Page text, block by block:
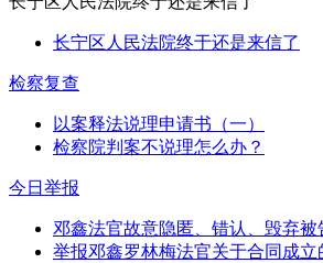
长宁区人民法院终于还是来信了
检察复查
以案释法说理申请书（一）
检察院判案不说理怎么办？
今日举报
邓鑫法官故意隐匿、错认、毁弃
举报邓鑫罗林梅法官关于合同成立